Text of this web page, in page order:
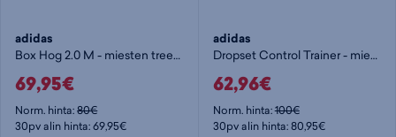
adidas
Box Hog 2.0 M - miesten treenikengät
69,95€
Norm. hinta:80€
30pv alin hinta: 69,95€
adidas
Dropset Control Trainer - miesten treenikengät
62,96€
Norm. hinta:100€
30pv alin hinta: 80,95€